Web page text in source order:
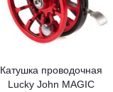
Катушка проводочная
Lucky John MAGIC